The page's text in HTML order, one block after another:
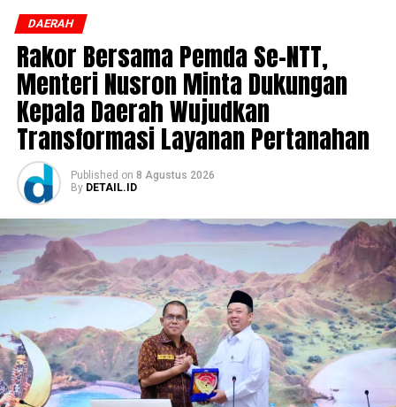
DAERAH
Rakor Bersama Pemda Se-NTT,
Menteri Nusron Minta Dukungan
Kepala Daerah Wujudkan
Transformasi Layanan Pertanahan
Published on 8 Agustus 2026
By DETAIL.ID